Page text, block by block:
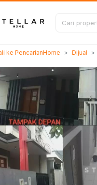
ke PencarianHome Dijual